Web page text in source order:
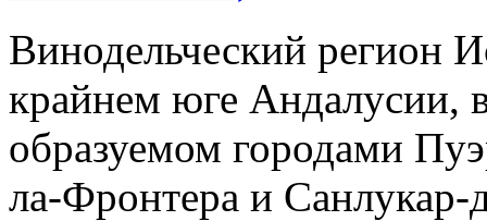
Винодельческий регион
крайнем юге Андалусии,
образуемом городами
ла-Фронтера и Санлукар-